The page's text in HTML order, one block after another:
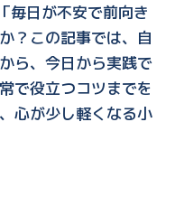
毎日が不安で前向き
？この記事では、自
ら、今日から実践で
で役立つコツまでを
心が少し軽くなる小